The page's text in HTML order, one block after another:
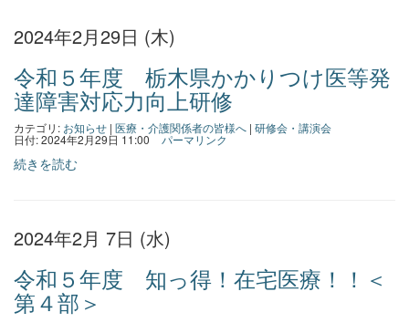
2024年2月29日 (木)
令和５年度 栃木県かかりつけ医等発
達障害対応力向上研修
カテゴリ: お知らせ | 医療・介護関係者の皆様へ | 研修会・講演会
日付: 2024年2月29日 11:00 パーマリンク
続きを読む
2024年2月 7日 (水)
令和５年度 知っ得！在宅医療！！＜
第４部＞